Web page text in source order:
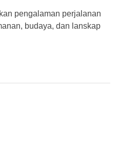
pengalaman perjalanan
budaya, dan lanskap